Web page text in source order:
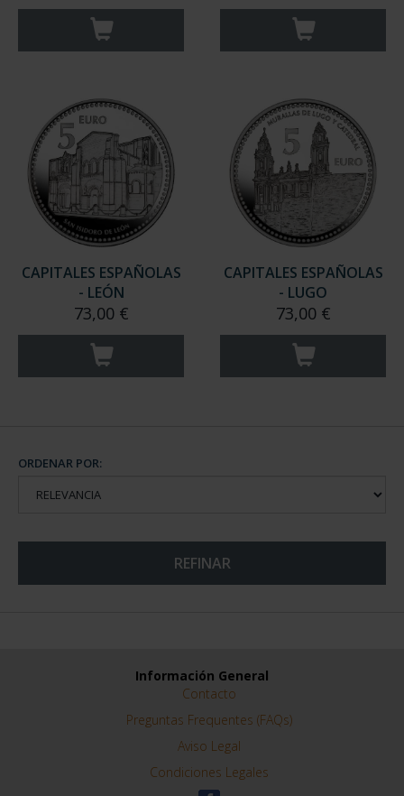
CAPITALES ESPAÑOLAS
- LEÓN
73,00 €
CAPITALES ESPAÑOLAS
- LUGO
73,00 €
ORDENAR POR:
REFINAR
Información General
Contacto
Preguntas Frequentes (FAQs)
Aviso Legal
Condiciones Legales